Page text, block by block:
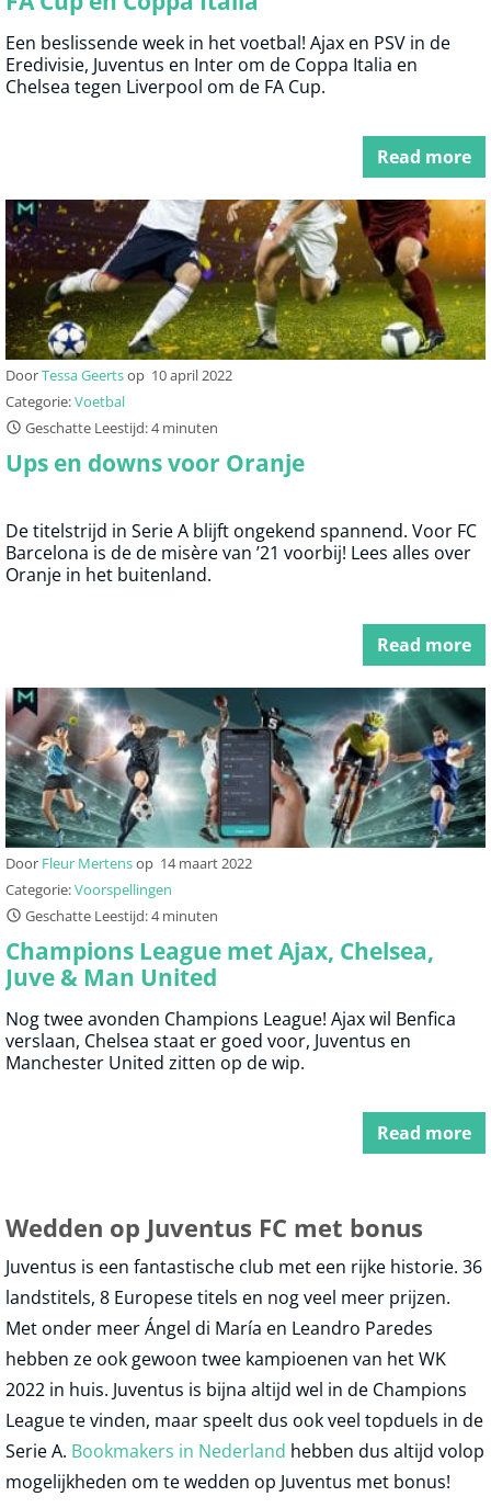
Een beslissende week in het voetbal! Ajax en PSV in de
Eredivisie, Juventus en Inter om de Coppa Italia en
Chelsea tegen Liverpool om de FA Cup.
Read more
DoorTessa Geertsop 10 april 2022
Categorie:Voetbal
Geschatte Leestijd: 4 minuten
Ups en downs voor Oranje
De titelstrijd in Serie A blijft ongekend spannend. Voor FC
Barcelona is de de misère van ’21 voorbij! Lees alles over
Oranje in het buitenland.
Read more
Door Fleur Mertensop 14 maart 2022
Categorie:Voorspellingen
Geschatte Leestijd: 4 minuten
Champions League met Ajax, Chelsea,
Juve & Man United
Nog twee avonden Champions League! Ajax wil Benfica
verslaan, Chelsea staat er goed voor, Juventus en
Manchester United zitten op de wip.
Read more
Wedden op Juventus FC met bonus
Juventus is een fantastische club met een rijke historie. 36
landstitels, 8 Europese titels en nog veel meer prijzen.
Met onder meer Ángel di María en Leandro Paredes
hebben ze ook gewoon twee kampioenen van het WK
2022 in huis. Juventus is bijna altijd wel in de Champions
League te vinden, maar speelt dus ook veel topduels in de
Serie A. Bookmakers in Nederland hebben dus altijd volop
mogelijkheden om te wedden op Juventus met bonus!